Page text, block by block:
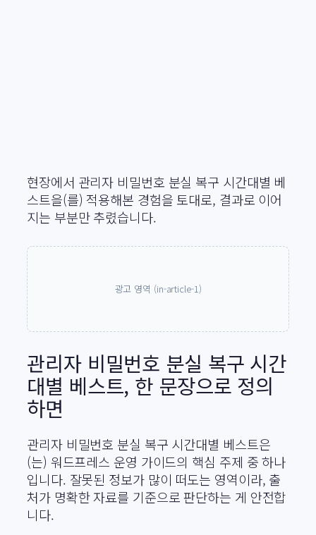
현장에서 관리자 비밀번호 분실 복구 시간대별 베
스트을(를) 적용해본 경험을 토대로, 결과로 이어
지는 부분만 추렸습니다.
광고 영역 (in-article-1)
관리자 비밀번호 분실 복구 시간
대별 베스트, 한 문장으로 정의
하면
관리자 비밀번호 분실 복구 시간대별 베스트은
(는) 워드프레스 운영 가이드의 핵심 주제 중 하나
입니다. 잘못된 정보가 많이 떠도는 영역이라, 출
처가 명확한 자료를 기준으로 판단하는 게 안전합
니다.